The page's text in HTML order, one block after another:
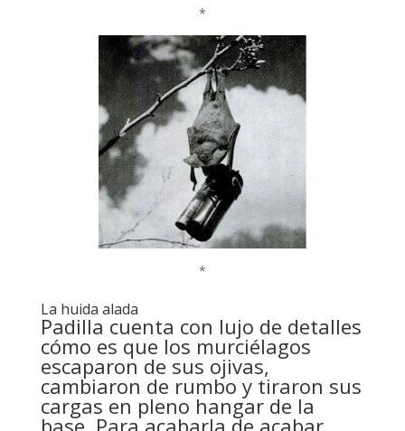
*
*
La huida alada
Padilla cuenta con lujo de detalles
cómo es que los murciélagos
escaparon de sus ojivas,
cambiaron de rumbo y tiraron sus
cargas en pleno hangar de la
base. Para acabarla de acabar,